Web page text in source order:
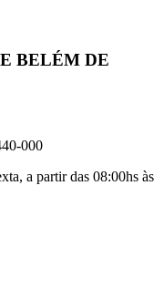
BELÉM DE
000
a partir das 08:00hs às